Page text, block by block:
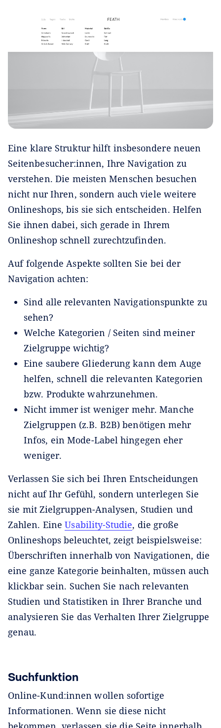
Eine klare Struktur hilft insbesondere neuen
Seitenbesucher:innen, Ihre Navigation zu
verstehen. Die meisten Menschen besuchen
nicht nur Ihren, sondern auch viele weitere
Onlineshops, bis sie sich entscheiden. Helfen
Sie ihnen dabei, sich gerade in Ihrem
Onlineshop schnell zurechtzufinden.
Auf folgende Aspekte sollten Sie bei der
Navigation achten:
Sind alle relevanten Navigationspunkte zu
sehen?
Welche Kategorien / Seiten sind meiner
Zielgruppe wichtig?
Eine saubere Gliederung kann dem Auge
helfen, schnell die relevanten Kategorien
bzw. Produkte wahrzunehmen.
Nicht immer ist weniger mehr. Manche
Zielgruppen (z.B. B2B) benötigen mehr
Infos, ein Mode-Label hingegen eher
weniger.
Verlassen Sie sich bei Ihren Entscheidungen
nicht auf Ihr Gefühl, sondern unterlegen Sie
sie mit Zielgruppen-Analysen, Studien und
Zahlen. EineUsability-Studie, die große
Onlineshops beleuchtet, zeigt beispielsweise:
Überschriften innerhalb von Navigationen, die
eine ganze Kategorie beinhalten, müssen auch
klickbar sein. Suchen Sie nach relevanten
Studien und Statistiken in Ihrer Branche und
analysieren Sie das Verhalten Ihrer Zielgruppe
genau.
Suchfunktion
Online-Kund:innen wollen sofortige
Informationen. Wenn sie diese nicht